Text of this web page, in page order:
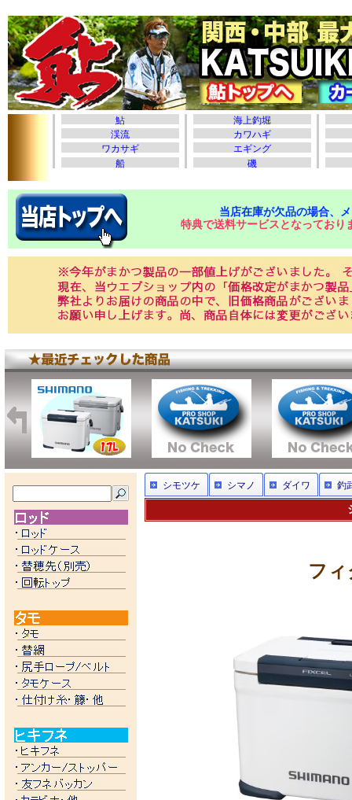
当店在庫が欠品の場合、
特典で送料サービスとなっており
シモツケ シマノ ダイワ 釣
フ